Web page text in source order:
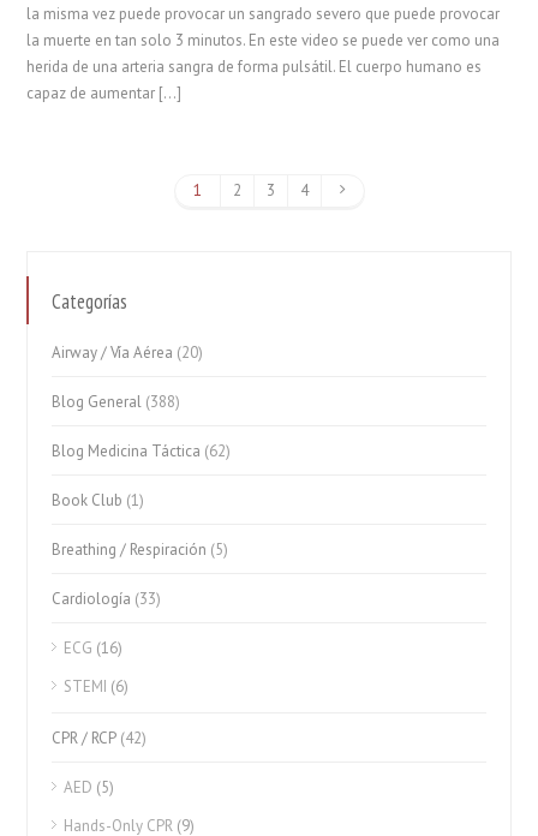
la misma vez puede provocar un sangrado severo que puede provocar
la muerte en tan solo 3 minutos. En este video se puede ver como una
herida de una arteria sangra de forma pulsátil. El cuerpo humano es
capaz de aumentar […]
1 2 3 4
Categorías
Airway / Vía Aérea (20)
Blog General (388)
Blog Medicina Táctica (62)
Book Club (1)
Breathing / Respiración (5)
Cardiología (33)
ECG (16)
STEMI (6)
CPR / RCP (42)
AED (5)
Hands-Only CPR (9)